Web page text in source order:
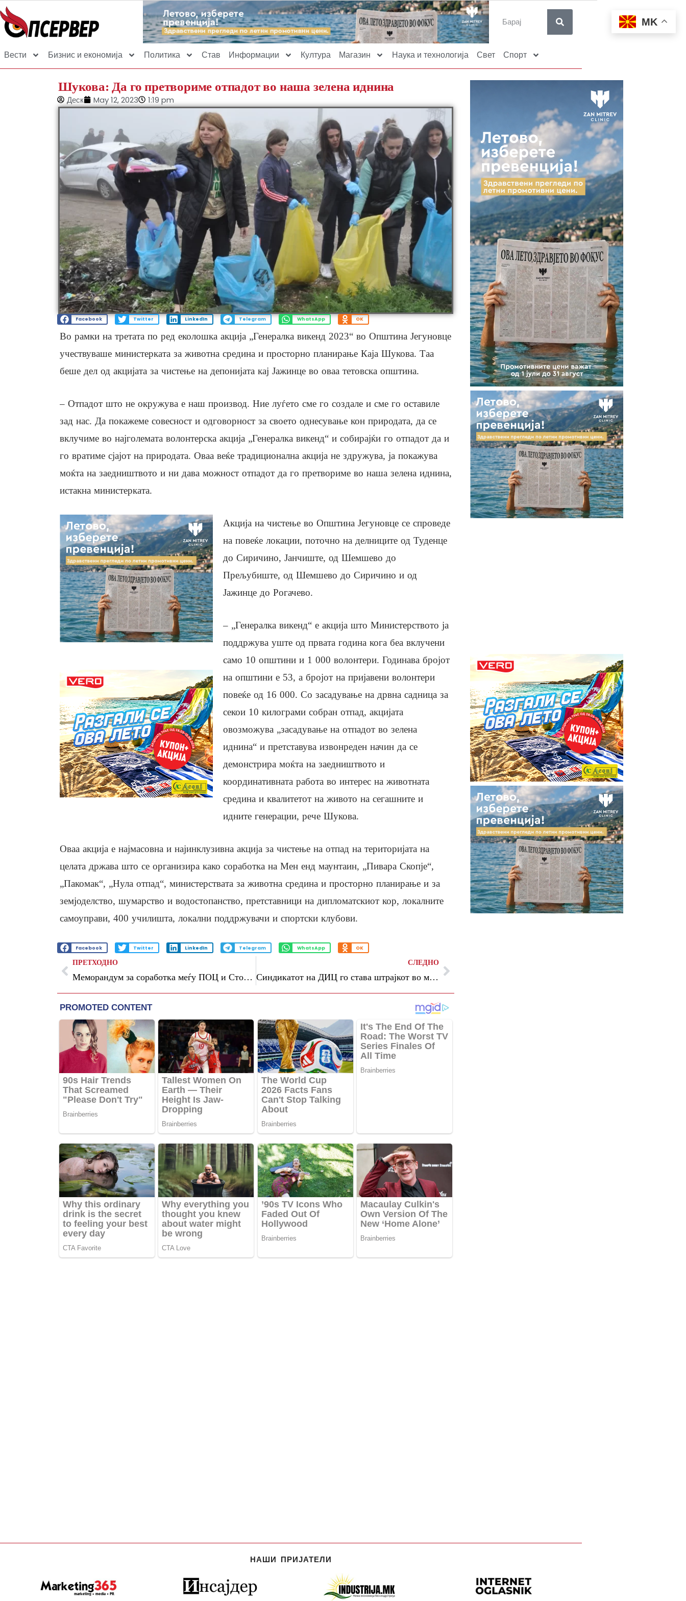
Вести Бизнис и економија Политика Став Информации Култура Магазин Наука и технологија Свет Спорт
Шукова: Да го претвориме отпадот во наша зелена иднина
Деск May 12, 2023 1:19 pm
Facebook Twitter LinkedIn Telegram WhatsApp OK
Во рамки на третата по ред еколошка акција „Генералка викенд 2023“ во Општина Јегуновце
учествуваше министерката за животна средина и просторно планирање Каја Шукова. Таа
беше дел од акцијата за чистење на депонијата кај Јажинце во оваа тетовска општина.
– Отпадот што не окружува е наш производ. Ние луѓето сме го создале и сме го оставиле
зад нас. Да покажеме совесност и одговорност за своето однесување кон природата, да се
вклучиме во најголемата волонтерска акција „Генералка викенд“ и собирајќи го отпадот да и
го вратиме сјајот на природата. Оваа веќе традиционална акција не здружува, ја покажува
моќта на заедништвото и ни дава можност отпадот да го претвориме во наша зелена иднина,
истакна министерката.
Акција на чистење во Општина Јегуновце се спроведе
на повеќе локации, поточно на делниците од Туденце
до Сиричино, Јанчиште, од Шемшево до
Прељубиште, од Шемшево до Сиричино и од
Јажинце до Рогачево.
– „Генералка викенд“ е акција што Министерството ја
поддржува уште од првата година кога беа вклучени
само 10 општини и 1 000 волонтери. Годинава бројот
на општини е 53, а бројот на пријавени волонтери
повеќе од 16 000. Со засадување на дрвна садница за
секои 10 килограми собран отпад, акцијата
овозможува „засадување на отпадот во зелена
иднина“ и претставува извонреден начин да се
демонстрира моќта на заедништвото и
координативната работа во интерес на животната
средина и квалитетот на живото на сегашните и
идните генерации, рече Шукова.
Оваа акција е најмасовна и најинклузивна акција за чистење на отпад на територијата на
целата држава што се организира како соработка на Мен енд маунтаин, „Пивара Скопје“,
„Пакомак“, „Нула отпад“, министерствата за животна средина и просторно планирање и за
земјоделство, шумарство и водостопанство, претставници на дипломатскиот кор, локалните
самоуправи, 400 училишта, локални поддржувачи и спортски клубови.
Facebook Twitter LinkedIn Telegram WhatsApp OK
ПРЕТХОДНО
Меморандум за соработка меѓу ПОЦ и Стопанска комора
СЛЕДНО
Синдикатот на ДИЦ го става штрајкот во мирување
НАШИ ПРИЈАТЕЛИ
MK